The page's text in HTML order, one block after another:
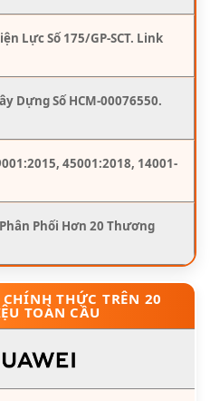
Lực Số 175/GP-SCT. Link
Dựng Số HCM-00076550.
45001:2018, 14001-
Phối Hơn 20 Thương
THỨC TRÊN 20
TOÀN CẦU